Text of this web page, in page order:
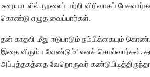
உரையாடலில் நூலைப் பற்றி விரிவாகப்
கொண்டு எழுத வைப்பார்கள்.
தன் காதலி மீது ஈடுபாடும் நம்பிக்கையும்
இதை விரும்ப வேண்டும்’ எனச் சொல்வார்கள்.
அப்புத்தகத்தை வேறொருவர்